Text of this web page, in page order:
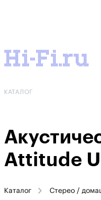
КАТАЛОГ
Attitude
Каталог
Стерео /